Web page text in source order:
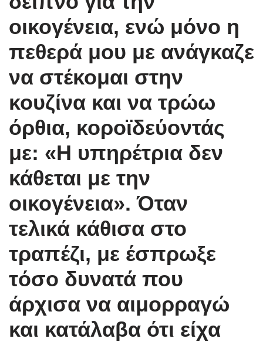
οικογένεια, ενώ μόνο η
πεθερά μου με ανάγκαζε
να στέκομαι στην
κουζίνα και να τρώω
όρθια, κοροϊδεύοντάς
με: «Η υπηρέτρια δεν
κάθεται με την
οικογένεια». Όταν
τελικά κάθισα στο
τραπέζι, με έσπρωξε
τόσο δυνατά που
άρχισα να αιμορραγώ
και κατάλαβα ότι είχα